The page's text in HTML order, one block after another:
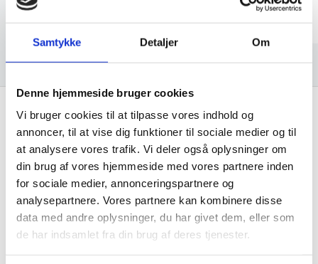
Samtykke Detaljer Om
Denne hjemmeside bruger cookies
Vi bruger cookies til at tilpasse vores indhold og
annoncer, til at vise dig funktioner til sociale medier og til
at analysere vores trafik. Vi deler også oplysninger om
din brug af vores hjemmeside med vores partnere inden
for sociale medier, annonceringspartnere og
analysepartnere. Vores partnere kan kombinere disse
data med andre oplysninger, du har givet dem, eller som
de har indsamlet fra din brug af deres tjenester.
Få de bedste tilbud først!
Husk at tilmelde dig vores nyhedsbrev og vær først
til de bedste tilbud. Og bare rolig, vi spammer dig
ikke, men sender kun relevante tilbud og
informationer til dig.